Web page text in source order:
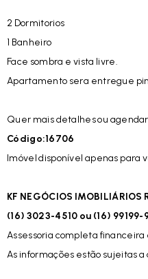
2 Dormitorios
1 Banheiro
Face sombra e vista livre.
Apartamento sera entregue
Quer mais detalhes ou
Código:16706
Imóvel disponível apenas para
KF NEGÓCIOS IMOBILIÁRIOS
(16) 3023-4510 ou (16) 99199-
Assessoria completa financeira
As informações estão sujeitas